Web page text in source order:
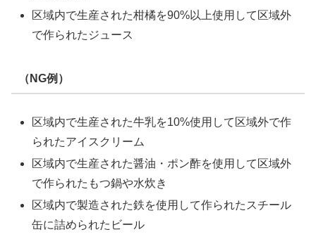
区域内で生産された柑橘を90%以上使用して区域外
で作られたジュース
（NG例）
区域内で生産された牛乳を10%使用して区域外で作
られたアイスクリーム
区域内で生産された醤油・ポン酢を使用して区域外
で作られたもつ鍋や水炊き
区域内で製造された鉄を使用して作られたスチール
缶に詰められたビール